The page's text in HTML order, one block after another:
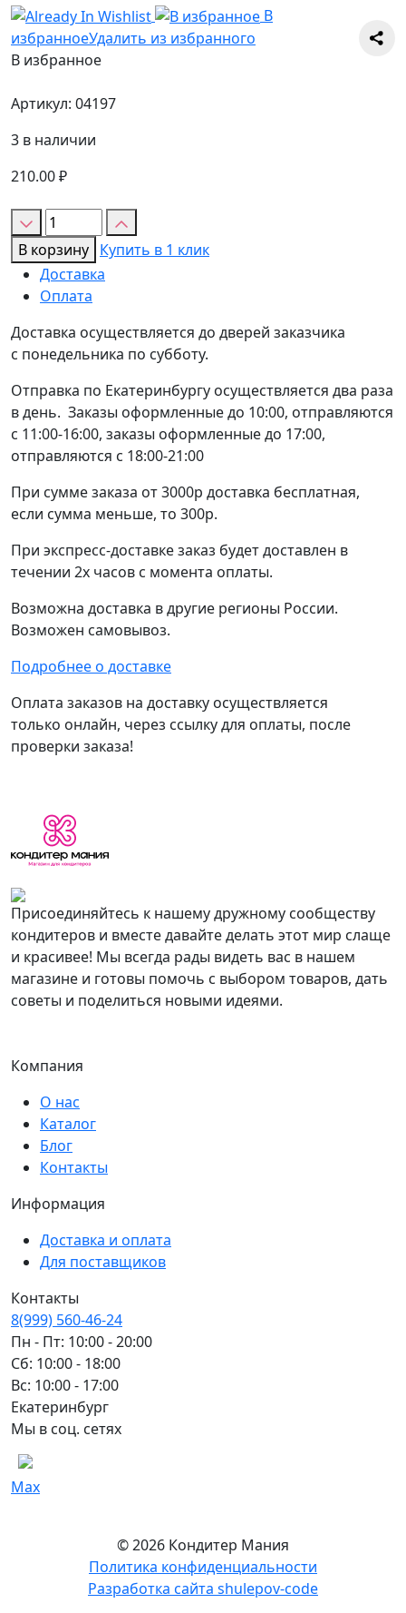
В
избранноеУдалить из избранного
В избранное
Артикул: 04197
3 в наличии
210.00₽
Количество
товара
Тортница
600*400*210
с
Окном
В корзину Купить в 1 клик
Доставка
Оплата
Доставка осуществляется до дверей заказчика
с понедельника по субботу.
Отправка по Екатеринбургу осуществляется два раза
в день. Заказы оформленные до 10:00, отправляются
с 11:00-16:00, заказы оформленные до 17:00,
отправляются с 18:00-21:00
При сумме заказа от 3000р доставка бесплатная,
если сумма меньше, то 300р.
При экспресс-доставке заказ будет доставлен в
течении 2х часов с момента оплаты.
Возможна доставка в другие регионы России.
Возможен самовывоз.
Подробнее о доставке
Оплата заказов на доставку осуществляется
только онлайн, через ссылку для оплаты, после
проверки заказа!
Присоединяйтесь к нашему дружному сообществу
кондитеров и вместе давайте делать этот мир слаще
и красивее! Мы всегда рады видеть вас в нашем
магазине и готовы помочь с выбором товаров, дать
советы и поделиться новыми идеями.
Компания
О нас
Каталог
Блог
Контакты
Информация
Доставка и оплата
Для поставщиков
Контакты
8(999) 560-46-24
Пн - Пт: 10:00 - 20:00
Сб: 10:00 - 18:00
Вс: 10:00 - 17:00
Екатеринбург
Мы в соц. сетях
Max
© 2026 Кондитер Мания
Политика конфиденциальности
Разработка сайта shulepov-code